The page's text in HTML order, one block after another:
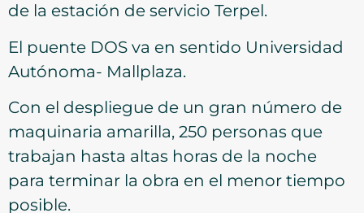
de la estación de servicio Terpel.
El puente DOS va en sentido Universidad
Autónoma- Mallplaza.
Con el despliegue de un gran número de
maquinaria amarilla, 250 personas que
trabajan hasta altas horas de la noche
para terminar la obra en el menor tiempo
posible.